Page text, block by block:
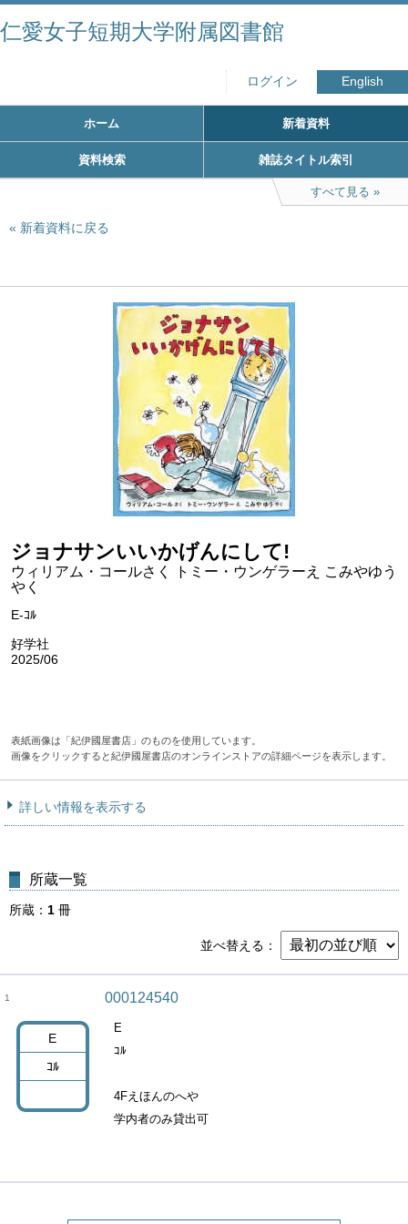
仁愛女子短期大学附属図書館
ログイン English
ホーム 新着資料
資料検索 雑誌タイトル索引
すべて見る
新着資料に戻る
ジョナサンいいかげんにして!
ウィリアム・コールさく トミー・ウンゲラーえ こみやゆう
やく
E-ｺﾙ
好学社
2025/06
表紙画像は「紀伊國屋書店」のものを使用しています。
画像をクリックすると紀伊國屋書店のオンラインストアの詳細ページを表示します。
詳しい情報を表示する
所蔵一覧
所蔵 1 冊
並べ替える
1
E
ｺﾙ
000124540
E
ｺﾙ
4Fえほんのへや
学内者のみ貸出可